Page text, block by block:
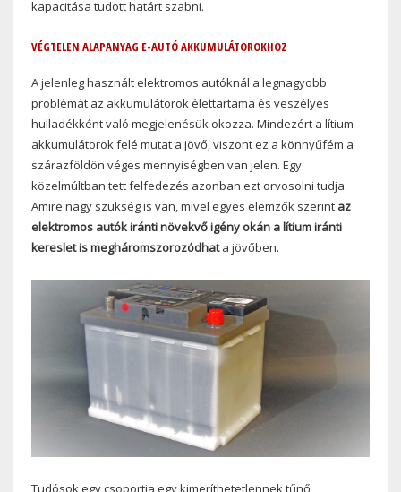
kapacitása tudott határt szabni.
VÉGTELEN ALAPANYAG E-AUTÓ AKKUMULÁTOROKHOZ
A jelenleg használt elektromos autóknál a legnagyobb
problémát az akkumulátorok élettartama és veszélyes
hulladékként való megjelenésük okozza. Mindezért a lítium
akkumulátorok felé mutat a jövő, viszont ez a könnyűfém a
szárazföldön véges mennyiségben van jelen. Egy
közelmúltban tett felfedezés azonban ezt orvosolni tudja.
Amire nagy szükség is van, mivel egyes elemzők szerint az
elektromos autók iránti növekvő igény okán a lítium iránti
kereslet is megháromszorozódhata jövőben.
Tudósok egy csoportja egy kimeríthetetlennek tűnő